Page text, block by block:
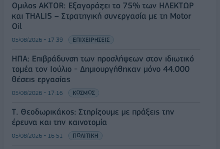
Όμιλος AKTOR: Εξαγοράζει το 75% των ΗΛΕΚΤΩΡ
και THALIS – Στρατηγική συνεργασία με τη Motor
Oil
05/08/2026 - 17:39 ΕΠΙΧΕΙΡΗΣΕΙΣ
ΗΠΑ: Επιβράδυνση των προσλήψεων στον ιδιωτικό
τομέα τον Ιούλιο - Δημιουργήθηκαν μόνο 44.000
θέσεις εργασίας
05/08/2026 - 17:16 ΚΟΣΜΟΣ
Τ. Θεοδωρικάκος: Στηρίζουμε με πράξεις την
έρευνα και την καινοτομία
05/08/2026 - 16:51 ΠΟΛΙΤΙΚΗ